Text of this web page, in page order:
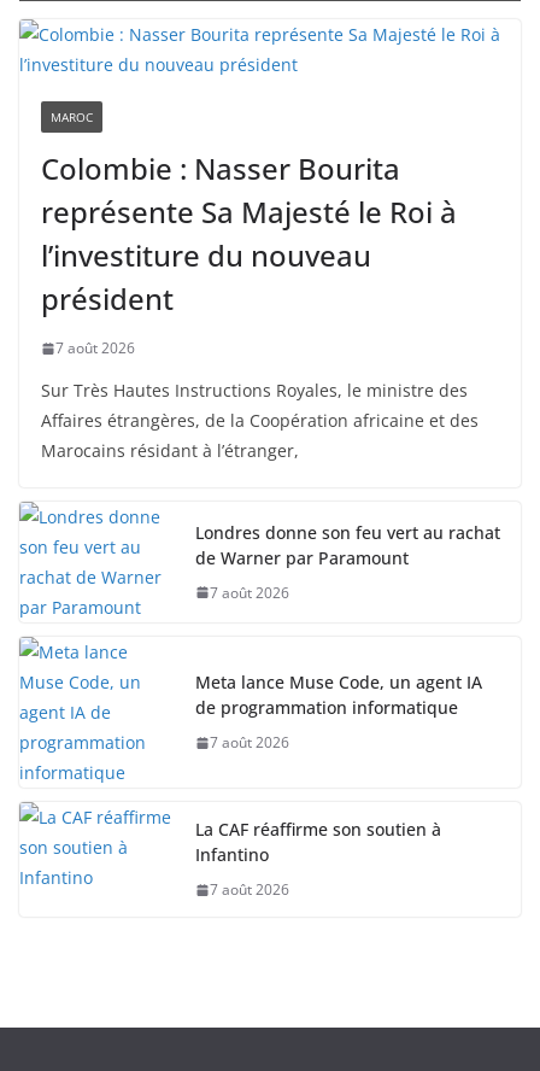
MAROC
Colombie : Nasser Bourita
représente Sa Majesté le Roi à
l’investiture du nouveau
président
7 août 2026
Sur Très Hautes Instructions Royales, le ministre des
Affaires étrangères, de la Coopération africaine et des
Marocains résidant à l’étranger,
Londres donne son feu vert au rachat
de Warner par Paramount
7 août 2026
Meta lance Muse Code, un agent IA
de programmation informatique
7 août 2026
La CAF réaffirme son soutien à
Infantino
7 août 2026